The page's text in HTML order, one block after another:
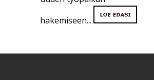
hakemiseen...